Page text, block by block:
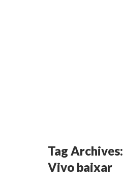
Tag Archives:
Vivo baixar